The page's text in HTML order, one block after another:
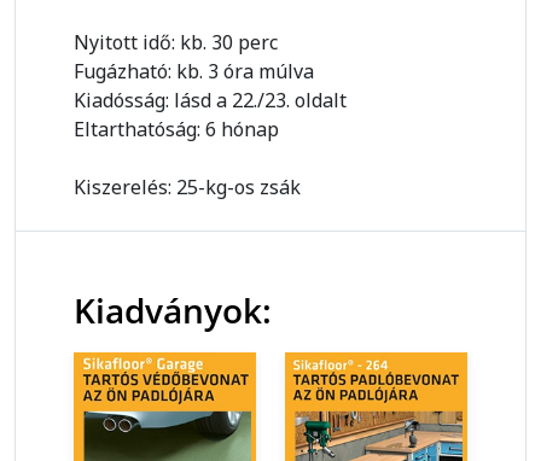
Nyitott idő: kb. 30 perc
Fugázható: kb. 3 óra múlva
Kiadósság: lásd a 22./23. oldalt
Eltarthatóság: 6 hónap
Kiszerelés: 25-kg-os zsák
Kiadványok: